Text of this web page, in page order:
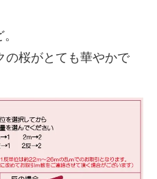
の桜がとても華やかで